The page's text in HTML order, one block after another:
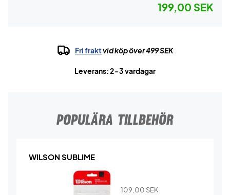
199,00 SEK
Fri fraktvid köp över 499 SEK
Leverans: 2-3 vardagar
POPULÄRA TILLBEHÖR
WILSON SUBLIME
109,00 SEK